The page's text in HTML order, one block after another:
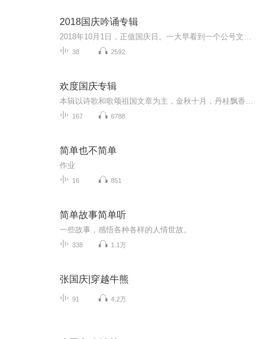
2018国庆吟诵专辑
38 2592
欢度国庆专辑
167 6788
简单也不简单
作业
16 851
简单故事简单听
一些故事，感悟各种各样的人情世故。
338 1.1万
张国庆|穿越牛熊
91 4.2万